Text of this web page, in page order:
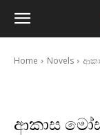
Home Novels
ආකාස